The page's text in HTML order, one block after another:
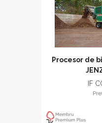
Procesor de
IF